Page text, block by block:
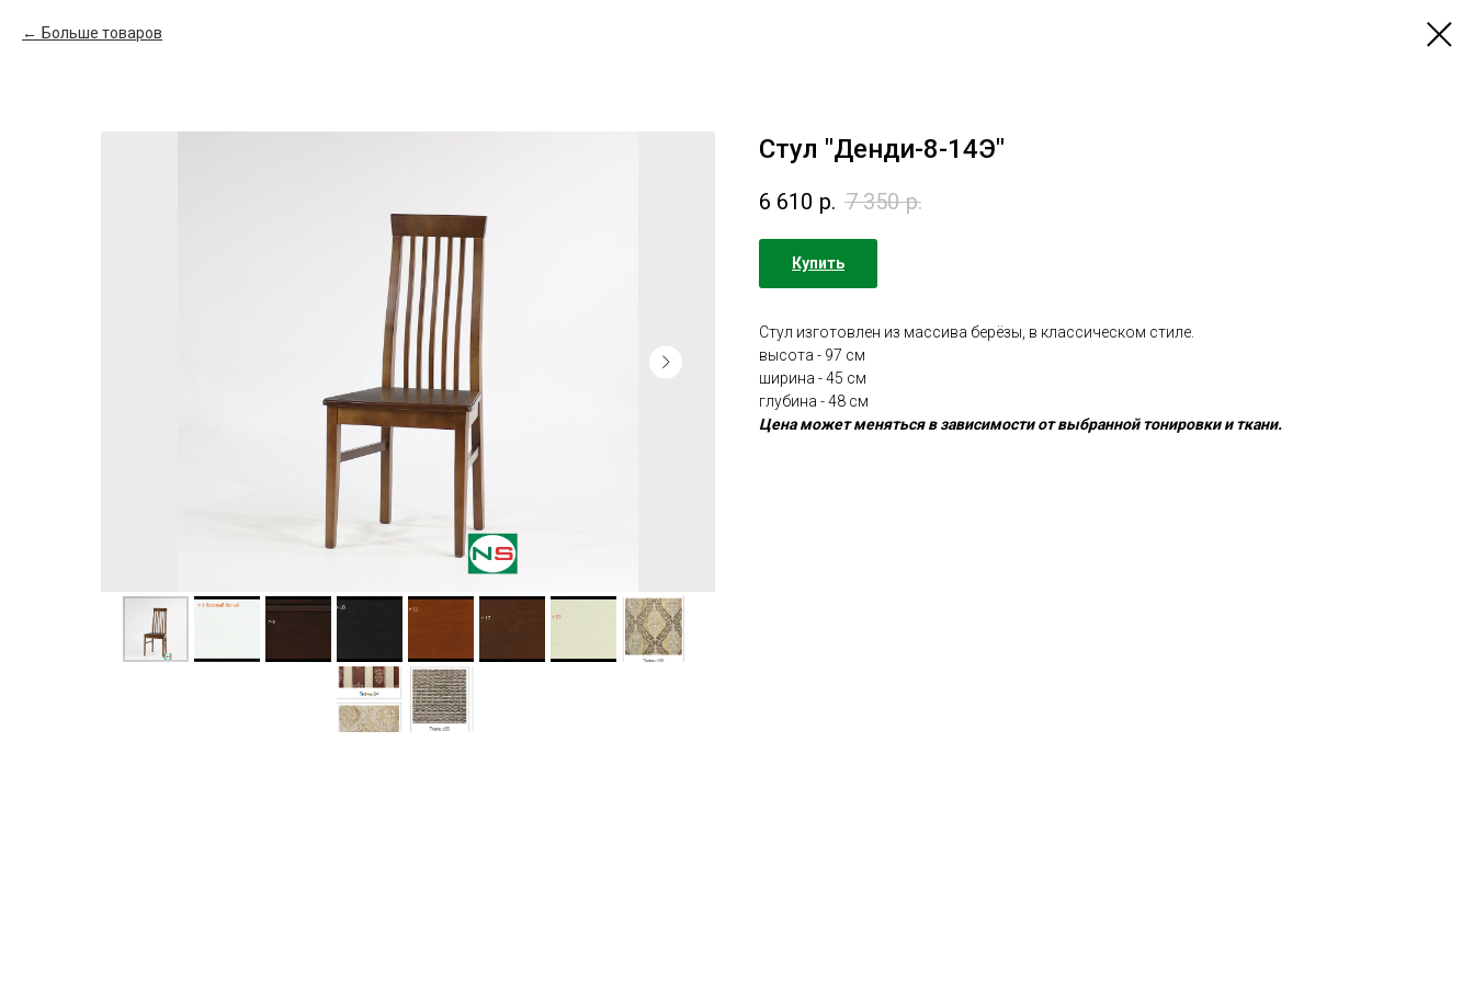
Больше товаров
Стул "Денди-8-14Э"
6 610 р. 7 350 р.
Купить
Стул изготовлен из массива берёзы, в классическом стиле.
высота - 97 см
ширина - 45 см
глубина - 48 см
Цена может меняться в зависимости от выбранной тонировки и ткани.